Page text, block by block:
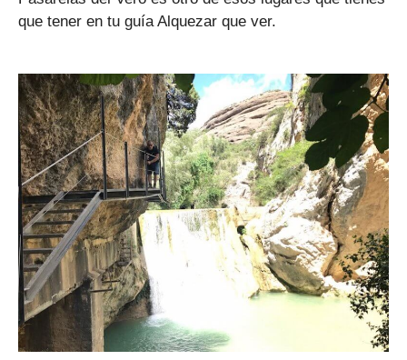
que tener en tu guía Alquezar que ver.